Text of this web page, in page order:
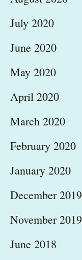
July 2020
June 2020
May 2020
April 2020
March 2020
February 2020
January 2020
December 2019
November 2019
June 2018